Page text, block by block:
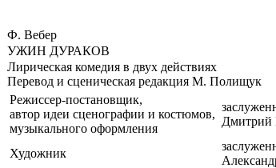
Ф. Вебер
УЖИН ДУРАКОВ
Лирическая комедия в двух действиях
Перевод и сценическая редакция М. Полищук
Режиссер-постановщик,
автор идеи сценографии и костюмов,
музыкального оформления
Дмитрий
Художник